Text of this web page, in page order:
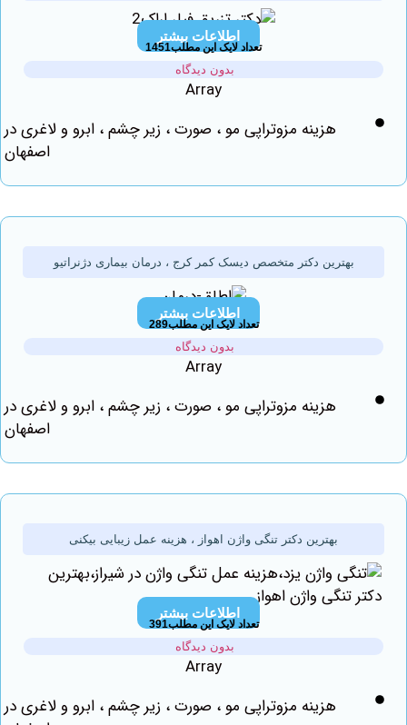
اطلاعات بیشتر
تعداد لایک این مطلب1451
بدون دیدگاه
هزینه مزوتراپی مو ، صورت ، زیر چشم ، ابرو و لاغری در
بهترین دکتر متخصص دیسک کمر کرج ، درمان بیماری دژنراتیو
اطلاعات بیشتر
تعداد لایک این مطلب289
بدون دیدگاه
هزینه مزوتراپی مو ، صورت ، زیر چشم ، ابرو و لاغری در
بهترین دکتر تنگی واژن اهواز ، هزینه عمل زیبایی بیکنی
اطلاعات بیشتر
تعداد لایک این مطلب391
بدون دیدگاه
هزینه مزوتراپی مو ، صورت ، زیر چشم ، ابرو و لاغری در